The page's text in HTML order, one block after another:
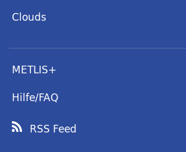
Clouds
METLIS+
Hilfe/FAQ
RSS Feed